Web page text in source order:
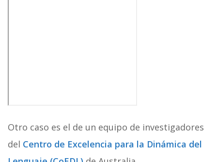
Otro caso es el de un equipo de investigadores
del Centro de Excelencia para la Dinámica del